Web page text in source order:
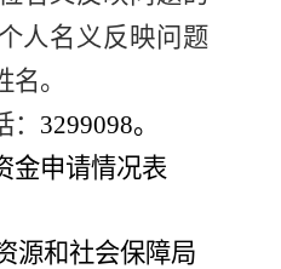
人名义反映问题
。
3299098。
金申请情况表
源和社会保障局